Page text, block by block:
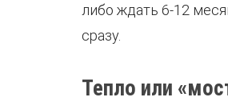
либо ждать 6-12
сразу.
Тепло или